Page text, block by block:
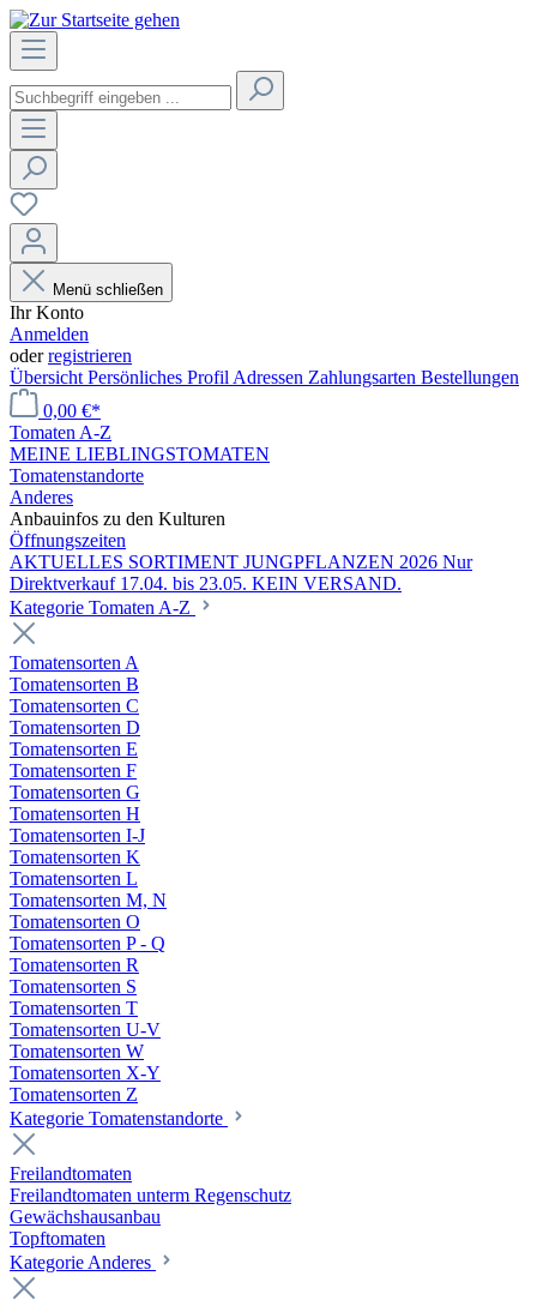
Menü schließen
Ihr Konto
Anmelden
oderregistrieren
Übersicht Persönliches Profil Adressen Zahlungsarten Bestellungen
0,00 €*
Tomaten A-Z
MEINE LIEBLINGSTOMATEN
Tomatenstandorte
Anderes
Anbauinfos zu den Kulturen
Öffnungszeiten
AKTUELLES SORTIMENT JUNGPFLANZEN 2026 Nur
Direktverkauf 17.04. bis 23.05. KEIN VERSAND.
Kategorie Tomaten A-Z
Tomatensorten A
Tomatensorten B
Tomatensorten C
Tomatensorten D
Tomatensorten E
Tomatensorten F
Tomatensorten G
Tomatensorten H
Tomatensorten I-J
Tomatensorten K
Tomatensorten L
Tomatensorten M, N
Tomatensorten O
Tomatensorten P - Q
Tomatensorten R
Tomatensorten S
Tomatensorten T
Tomatensorten U-V
Tomatensorten W
Tomatensorten X-Y
Tomatensorten Z
Kategorie Tomatenstandorte
Freilandtomaten
Freilandtomaten unterm Regenschutz
Gewächshausanbau
Topftomaten
Kategorie Anderes